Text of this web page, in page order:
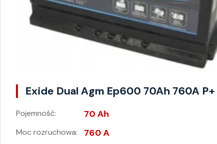
Exide Dual Agm Ep600 70Ah 760A P+
Pojemność: 70 Ah
Moc rozruchowa: 760 A